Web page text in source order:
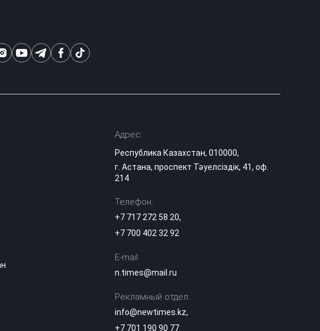
Адрес:
Республика Казахстан, 010000,
г. Астана, проспект Тәуелсіздік, 41, оф.
214
Телефон:
+7 717 272 58 20,
+7 700 402 32 92
E-mail:
n.times@mail.ru
Рекламный отдел:
info@newtimes.kz,
+7 701 190 90 77